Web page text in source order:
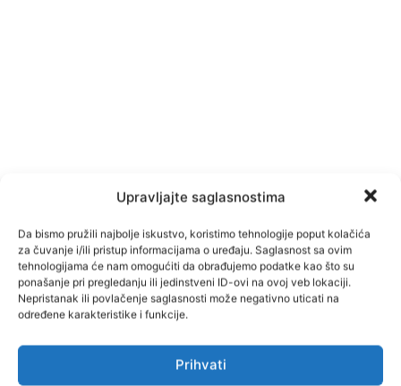
Upravljajte saglasnostima
Da bismo pružili najbolje iskustvo, koristimo tehnologije poput kolačića
za čuvanje i/ili pristup informacijama o uređaju. Saglasnost sa ovim
tehnologijama će nam omogućiti da obrađujemo podatke kao što su
ponašanje pri pregledanju ili jedinstveni ID-ovi na ovoj veb lokaciji.
Nepristanak ili povlačenje saglasnosti može negativno uticati na
određene karakteristike i funkcije.
Prihvati